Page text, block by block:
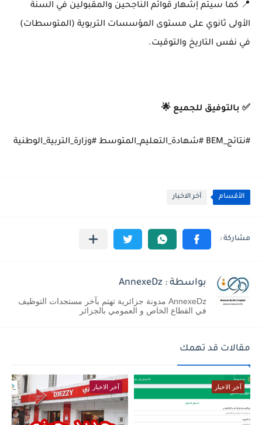
📍 كما سيتم إشهار قوائم الناجحين والمقبولين في السنة
الأولى ثانوي على مستوى المؤسسات التربوية (المتوسطات)
في نفس التاريخ والتوقيت.
✅ بالتوفيق للجميع 🌟
#نتائج_BEM #شهادة_التعليم_المتوسط #وزارة_التربية_الوطنية
الأقسام آخر الاخبار
بواسطة : AnnexeDz
AnnexeDz مدونة جزائرية تهتم بآخر مستجدات التوظيف
في القطاع الخاص و العمومي بالجزائر
مقالات قد تهمك
آخر الاخبار آخر الاخبار